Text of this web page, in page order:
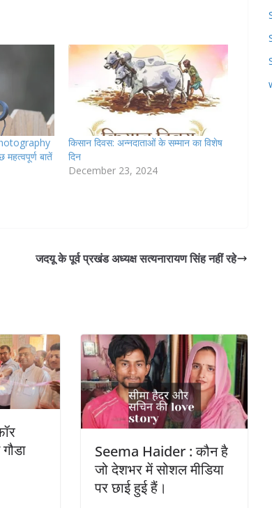
बातें
किसान दिवस: अन्नदाताओं के सम्मान का विशेष
दिन
December 23, 2024
जदयू के पूर्व प्रखंड अध्यक्ष सत्यनारायण सिंह नहीं रहे
Seema Haider : कौन है
जो देशभर में सोशल मीडिया
पर छाई हुई हैं।